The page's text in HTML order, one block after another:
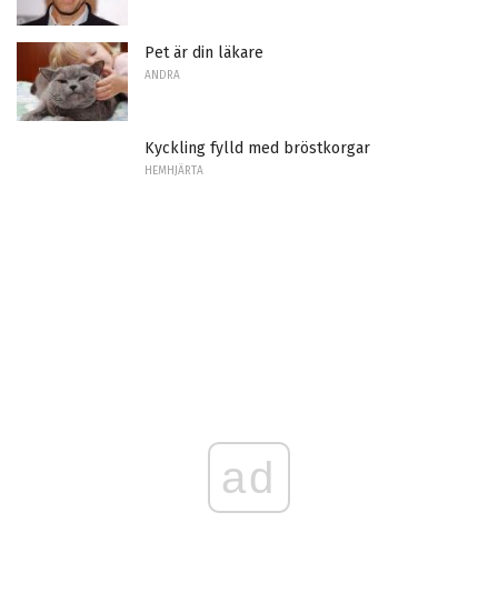
Pet är din läkare
ANDRA
Kyckling fylld med bröstkorgar
HEMHJÄRTA
ad